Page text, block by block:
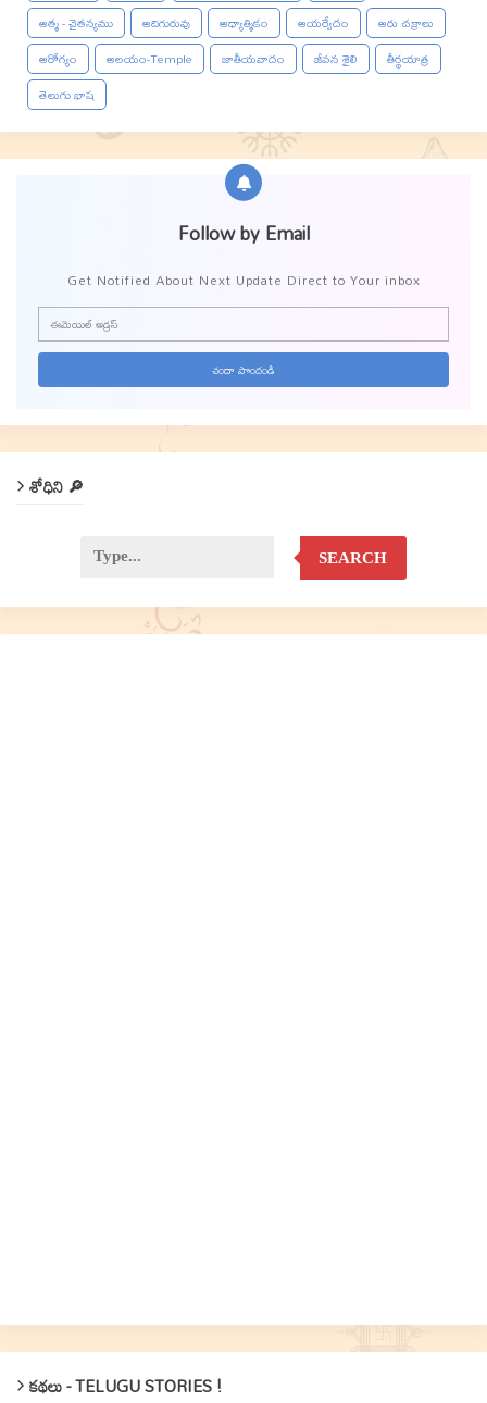
ఆత్మ - చైతన్యము
ఆదిగురువు ఆధ్యాత్మికం ఆయర్వేదం
ఆరు చక్రాలు
ఆరోగ్యం
ఆలయం-Temple జాతీయవాదం జీవన శైలి
తీర్థయాత్ర
తెలుగు భాష
Follow by Email
Get Notified About Next Update Direct to Your inbox
శోధిని 🔎
SEARCH
కథలు - TELUGU STORIES !